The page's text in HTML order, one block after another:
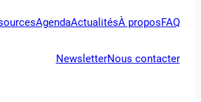
AgendaActualitésÀ proposFAQ
NewsletterNous contacter